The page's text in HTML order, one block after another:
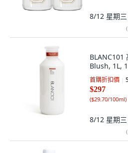
8/12 星期三
(
BLANC101
Blush, 1L,
首購折扣價
$297
($29.70/100ml)
8/12 星期三
(